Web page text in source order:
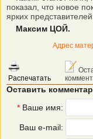
показал, что новое
ярких
Максим ЦОЙ.
Адрес
Распечатать
Оставить
* Ваше имя:
Ваш e-mail: